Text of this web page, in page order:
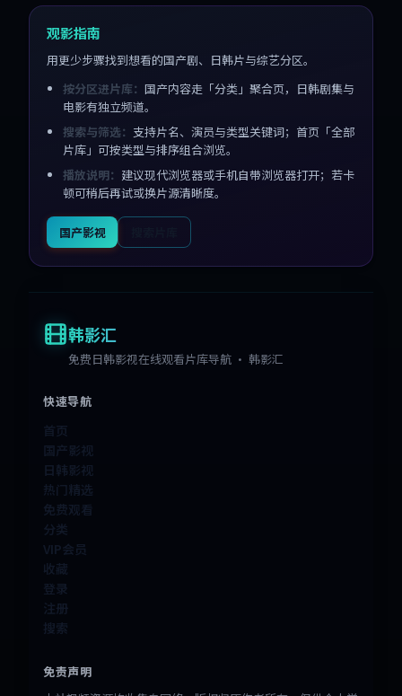
观影指南
用更少步骤找到想看的国产剧、日韩片与综艺分区。
按分区进片库： 国产内容走「分类」聚合页，日韩剧集与
电影有独立频道。
搜索与筛选： 支持片名、演员与类型关键词；首页「全部
片库」可按类型与排序组合浏览。
播放说明： 建议现代浏览器或手机自带浏览器打开；若卡
顿可稍后再试或换片源清晰度。
国产影视
韩影汇
免费日韩影视在线观看片库导航 · 韩影汇
快速导航
首页
国产影视
日韩影视
热门精选
免费观看
分类
VIP会员
收藏
登录
注册
搜索
免责声明